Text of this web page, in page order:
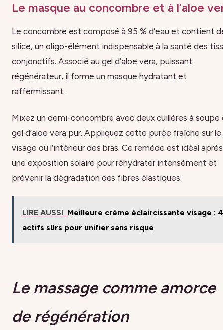
Le masque au concombre et à l’aloe
Le concombre est composé à 95 % d’eau et contient
silice, un oligo-élément indispensable à la santé des
conjonctifs. Associé au gel d’aloe vera, puissant
régénérateur, il forme un masque hydratant et
raffermissant.
Mixez un demi-concombre avec deux cuillères à soupe
gel d’aloe vera pur. Appliquez cette purée fraîche sur le
visage ou l’intérieur des bras. Ce remède est idéal après
une exposition solaire pour réhydrater intensément et
prévenir la dégradation des fibres élastiques.
LIRE AUSSI Meilleure crème éclaircissante visage : 4
actifs sûrs pour unifier sans risque
Le massage comme amorce
de régénération